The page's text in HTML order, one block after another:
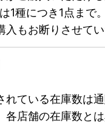
1種につき1点まで
もお断りさせてい
れている在庫数は
各店舗の在庫数と